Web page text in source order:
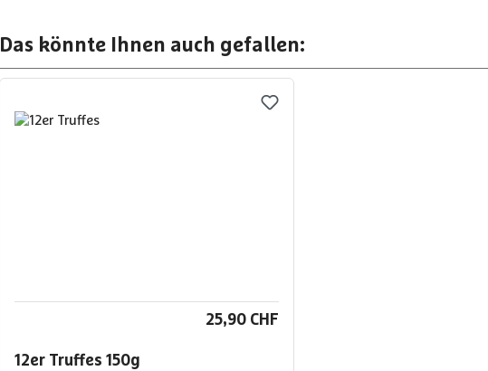
Das könnte Ihnen auch gefallen:
25,90 CHF
12er Truffes150g